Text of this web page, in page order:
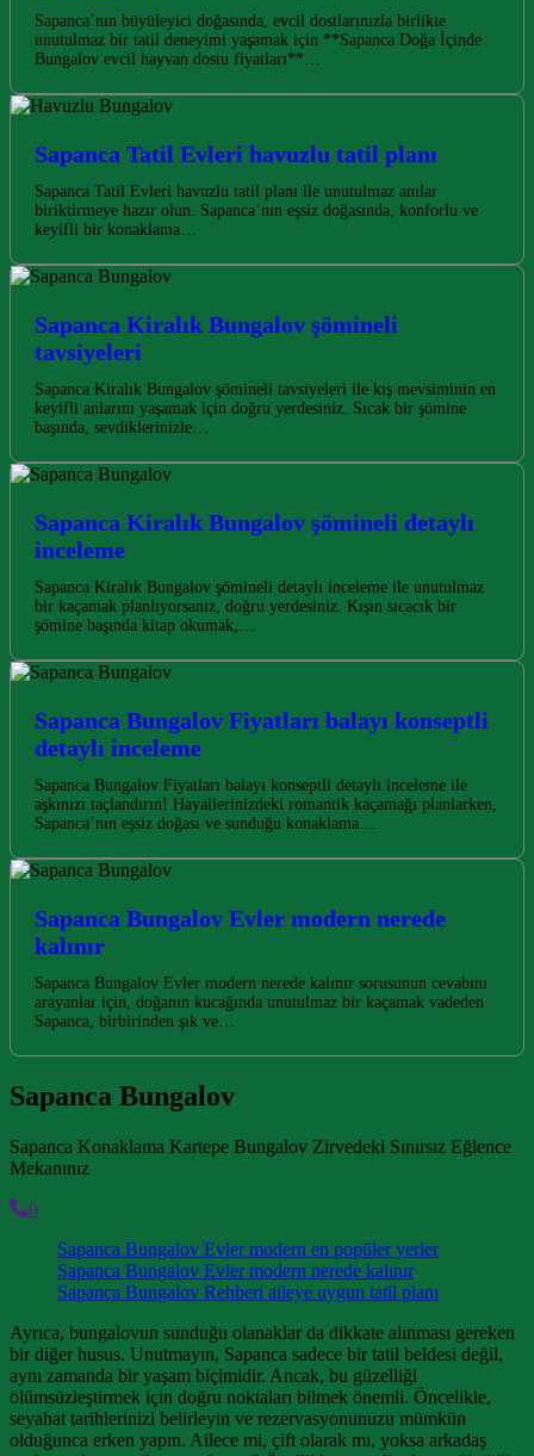
Sapanca’nın büyüleyici doğasında, evcil dostlarınızla birlikte
unutulmaz bir tatil deneyimi yaşamak için **Sapanca Doğa İçinde
Bungalov evcil hayvan dostu fiyatları**…
Sapanca Tatil Evleri havuzlu tatil planı
Sapanca Tatil Evleri havuzlu tatil planı ile unutulmaz anılar
biriktirmeye hazır olun. Sapanca’nın eşsiz doğasında, konforlu ve
keyifli bir konaklama…
Sapanca Kiralık Bungalov şömineli
tavsiyeleri
Sapanca Kiralık Bungalov şömineli tavsiyeleri ile kış mevsiminin en
keyifli anlarını yaşamak için doğru yerdesiniz. Sıcak bir şömine
başında, sevdiklerinizle…
Sapanca Kiralık Bungalov şömineli detaylı
inceleme
Sapanca Kiralık Bungalov şömineli detaylı inceleme ile unutulmaz
bir kaçamak planlıyorsanız, doğru yerdesiniz. Kışın sıcacık bir
şömine başında kitap okumak,…
Sapanca Bungalov Fiyatları balayı konseptli
detaylı inceleme
Sapanca Bungalov Fiyatları balayı konseptli detaylı inceleme ile
aşkınızı taçlandırın! Hayallerinizdeki romantik kaçamağı planlarken,
Sapanca’nın eşsiz doğası ve sunduğu konaklama…
Sapanca Bungalov Evler modern nerede
kalınır
Sapanca Bungalov Evler modern nerede kalınır sorusunun cevabını
arayanlar için, doğanın kucağında unutulmaz bir kaçamak vadeden
Sapanca, birbirinden şık ve…
Sapanca Bungalov
Sapanca Konaklama Kartepe Bungalov Zirvedeki Sınırsız Eğlence
Mekanınız
0
Sapanca Bungalov Evler modern en popüler yerler
Sapanca Bungalov Evler modern nerede kalınır
Sapanca Bungalov Rehberi aileye uygun tatil planı
Ayrıca, bungalovun sunduğu olanaklar da dikkate alınması gereken
bir diğer husus. Unutmayın, Sapanca sadece bir tatil beldesi değil,
aynı zamanda bir yaşam biçimidir. Ancak, bu güzelliği
ölümsüzleştirmek için doğru noktaları bilmek önemli. Öncelikle,
seyahat tarihlerinizi belirleyin ve rezervasyonunuzu mümkün
olduğunca erken yapın. Ailece mi, çift olarak mı, yoksa arkadaş